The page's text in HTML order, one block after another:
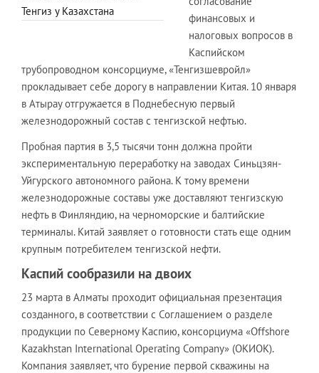
Тенгиз у Казахстана
финансовых и
налоговых вопросов в
Каспийском
трубопроводном консорциуме, «Тенгизшевройл»
прокладывает себе дорогу в направлении Китая. 10 января
в Атырау отгружается в Поднебесную первый
железнодорожный состав с тенгизской нефтью.
Пробная партия в 3,5 тысячи тонн должна пройти
экспериментальную переработку на заводах Синьцзян-
Уйгурского автономного района. К тому времени
железнодорожные составы уже доставляют тенгизскую
нефть в Финляндию, на черноморские и балтийские
терминалы. Китай заявляет о готовности стать еще одним
крупным потребителем тенгизской нефти.
Каспий сообразили на двоих
23 марта в Алматы проходит официальная презентация
созданного, в соответствии с Соглашением о разделе
продукции по Северному Каспию, консорциума «Offshore
Kazakhstan International Operating Company» (ОКИОК).
Компания заявляет, что бурение первой скважины на